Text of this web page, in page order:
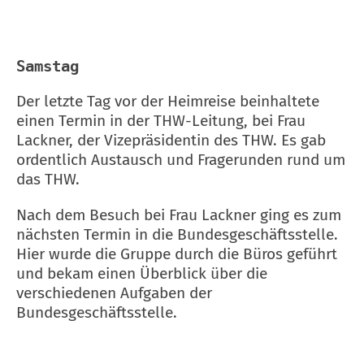
Samstag
Der letzte Tag vor der Heimreise beinhaltete
einen Termin in der THW-Leitung, bei Frau
Lackner, der Vizepräsidentin des THW. Es gab
ordentlich Austausch und Fragerunden rund um
das THW.
Nach dem Besuch bei Frau Lackner ging es zum
nächsten Termin in die Bundesgeschäftsstelle.
Hier wurde die Gruppe durch die Büros geführt
und bekam einen Überblick über die
verschiedenen Aufgaben der
Bundesgeschäftsstelle.